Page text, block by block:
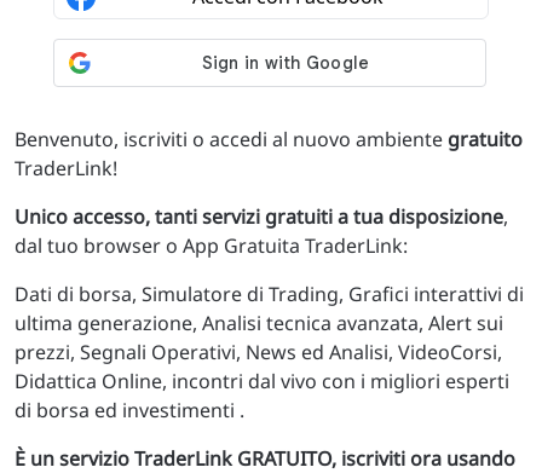
Benvenuto, iscriviti o accedi al nuovo ambiente gratuito
TraderLink!
Unico accesso, tanti servizi gratuiti a tua disposizione,
dal tuo browser o App Gratuita TraderLink:
Dati di borsa, Simulatore di Trading, Grafici interattivi di
ultima generazione, Analisi tecnica avanzata, Alert sui
prezzi, Segnali Operativi, News ed Analisi, VideoCorsi,
Didattica Online, incontri dal vivo con i migliori esperti
di borsa ed investimenti .
È un servizio TraderLink GRATUITO, iscriviti ora usando